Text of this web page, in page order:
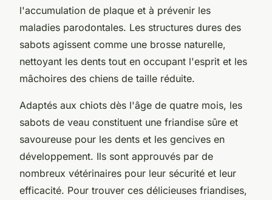
l'accumulation de plaque et à prévenir les
maladies parodontales. Les structures dures des
sabots agissent comme une brosse naturelle,
nettoyant les dents tout en occupant l'esprit et les
mâchoires des chiens de taille réduite.
Adaptés aux chiots dès l'âge de quatre mois, les
sabots de veau constituent une friandise sûre et
savoureuse pour les dents et les gencives en
développement. Ils sont approuvés par de
nombreux vétérinaires pour leur sécurité et leur
efficacité. Pour trouver ces délicieuses friandises,